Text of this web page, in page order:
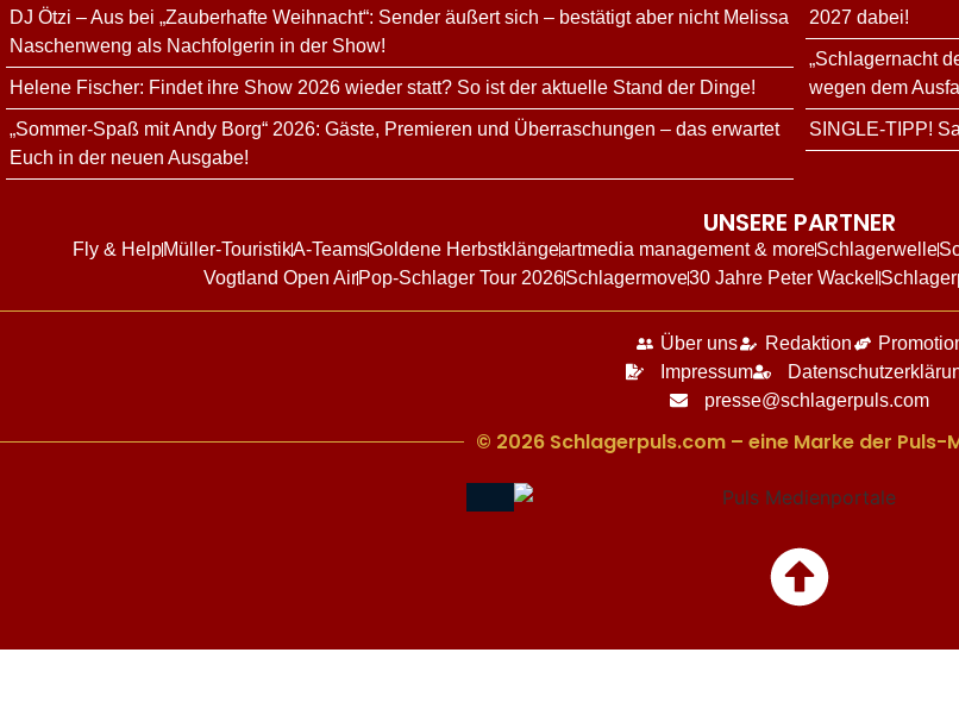
DJ Ötzi – Aus bei „Zauberhafte Weihnacht“: Sender äußert sich – bestätigt aber nicht Melissa
Naschenweng als Nachfolgerin in der Show!
Helene Fischer: Findet ihre Show 2026 wieder statt? So ist der aktuelle Stand der Dinge!
„Sommer-Spaß mit Andy Borg“ 2026: Gäste, Premieren und Überraschungen – das erwartet
Euch in der neuen Ausgabe!
2027 dabei!
„Schlagernacht
wegen dem
SINGLE-TIPP!
UNSERE PARTNER
Fly & HelpMüller-TouristikA-TeamsGoldene Herbstklängeartmedia management & moreSchlagerwelle
Vogtland Open AirPop-Schlager Tour 2026Schlagermove30 Jahre Peter Wackel
Über uns Redaktion
Impressum
presse@schlagerpuls.com
© 2026 Schlagerpuls.com – eine Marke der Puls-